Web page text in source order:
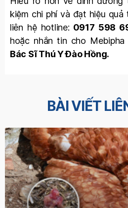
kiệm chi phí và đạt hiệu quả
liên hệ hotline: 0917 598
hoặc nhắn tin cho
Bác Sĩ Thú Y Đào Hồng.
BÀI VIẾT